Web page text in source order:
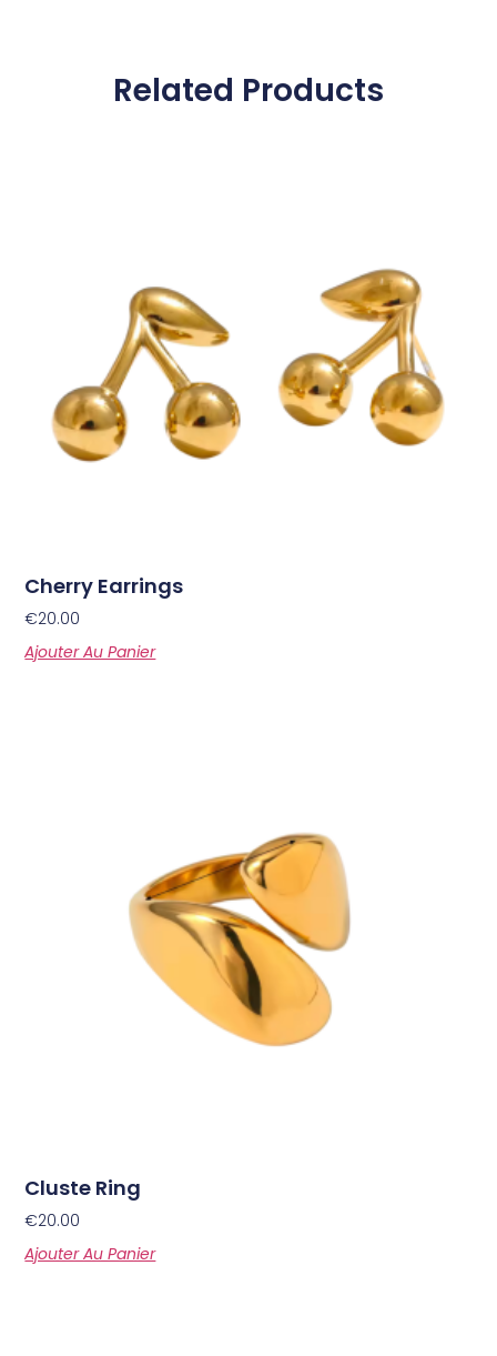
Related Products
Cherry Earrings
€20.00
Ajouter Au Panier
Cluste Ring
€20.00
Ajouter Au Panier